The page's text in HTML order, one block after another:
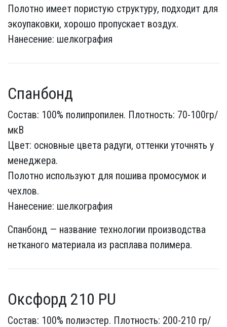
Полотно имеет пористую структуру, подходит для
экоупаковки, хорошо пропускает воздух.
Нанесение: шелкография
Спанбонд
Состав: 100% полипропилен. Плотность: 70-100гр/
мкВ
Цвет: основные цвета радуги, оттенки уточнять у
менеджера.
Полотно используют для пошива промосумок и
чехлов.
Нанесение: шелкография
Спанбонд — название технологии производства
нетканого материала из расплава полимера.
Оксфорд 210 PU
Состав: 100% полиэстер. Плотность: 200-210 гр/